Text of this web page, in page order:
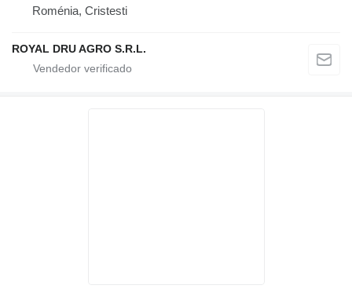
Roménia, Cristesti
ROYAL DRU AGRO S.R.L.